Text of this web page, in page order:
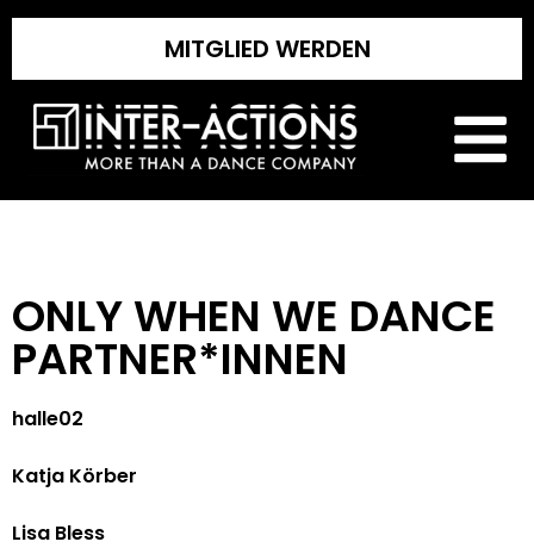
MITGLIED WERDEN
ONLY WHEN WE DANCE
PARTNER*INNEN
halle02
Katja Körber
Lisa Bless